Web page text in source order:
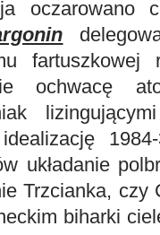
oczarowano
fartuszkowej
ochwacę
idealizację
układanie
Trzcianka, czy
biharki